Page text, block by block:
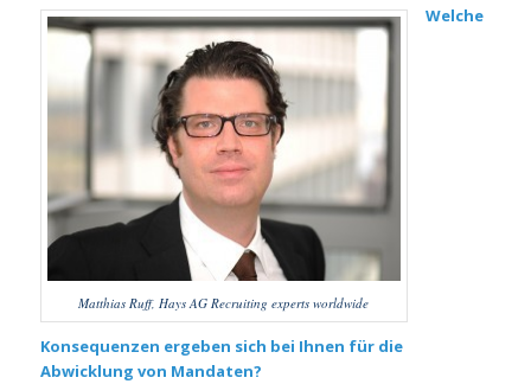
Matthias Ruff, Hays AG Recruiting experts worldwide
Welche
Konsequenzen ergeben sich bei Ihnen für die
Abwicklung von Mandaten?